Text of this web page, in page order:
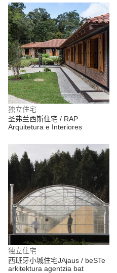
独立住宅
圣弗兰西斯住宅 / RAP
Arquitetura e Interiores
独立住宅
西班牙小城住宅JAjaus / beSTe
arkitektura agentzia bat